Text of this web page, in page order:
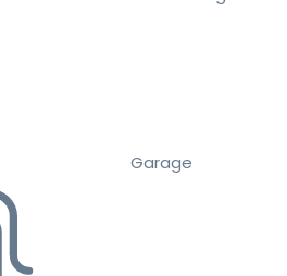
Garage